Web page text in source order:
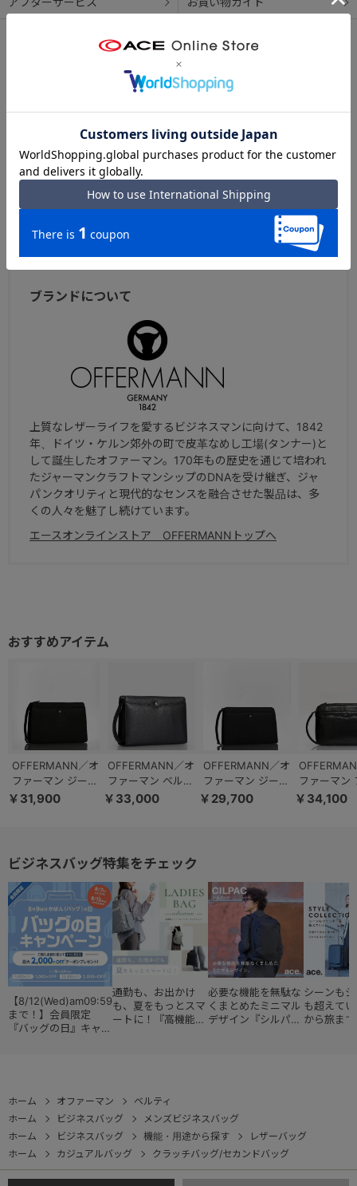
OFFERMANN ベルティ
代にもマッチするスタンダードデザイン。素材には、撥
水・防汚性に優れた牛革スコッチガードを採用し、日常使
いしやすい機能を搭載。ドイツの鞄らしい優れた機能性と
実用性を兼ね備えたシリーズです。
OFFERMANN ベルティ トップへ
ブランドについて
上質なレザーライフを愛するビジネスマンに向けて、1842
年、ドイツ・ケルン郊外の町で皮革なめし工場(タンナー)と
して誕生したオファーマン。170年もの歴史を通じて培われ
たジャーマンクラフトマンシップのDNAを受け継ぎ、ジャ
パンクオリティと現代的なセンスを融合させた製品は、多
くの人々を魅了し続けています。
エースオンラインストア OFFERMANNトップへ
OFFERMANN／オ
ファーマン ジーベ
ルト クラッチバッ
￥31,900
OFFERMANN／オ
ファーマン ベルテ
ィ クラッチバッグ
￥33,000
OFFERMANN／オ
ファーマン ジーベ
ルト クラッチバッ
￥29,700
ファーマン
ト クラッチ
￥34,100
ビジネスバッグ特集をチェック
【8/12(Wed)am09:59
まで！】会員限定
『バッグの日』キャン
通勤も、お出かけ
も、夏をもっとスマ
ートに！『高機能レ
必要な機能を無駄な
くまとめたミニマル
デザイン『シルパッ
シーンも
も超えて
から旅ま
ホーム オファーマン
ベルティ
ホーム
ビジネスバッグ
メンズビジネスバッグ
ホーム
ビジネスバッグ 機能・用途から探す
レザーバッグ
ホーム
カジュアルバッグ クラッチバッグ/セカンドバッグ